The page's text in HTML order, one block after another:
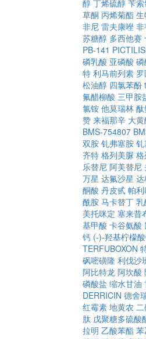
醇 丁烯硫醇 苄
草酮 丙烯菊酯
非尼 雷夫康唑
苏糖醇 多西他赛
PB-141
磷乳酸 亚磷酸 磷
特 利马前列素
松油醇 四氯苯酚
氟醋柳酸 三甲胺
氯铵 他莫瑞林
赞 来福那辛 大黄
BMS-754807
双胺 钆弗塞胺
齐特 格列美脲
乐替尼 阿美替尼
万星 达氟沙星
酮酸 丹皮甙 帕
酰胺 马卡替丁
美托咪定 塞来昔
基甲酸 卡谷氨酸
钙 (-)-羟基柠檬
TERFUBOXON
砜嘧磺隆 利伐沙
阿比特龙 阿坎酸
磷酸盐 缩水甘油
DERRICIN 德舍
红霉素 地黄农
肽 戊聚糖多硫酸
拉明 乙酸苯酯